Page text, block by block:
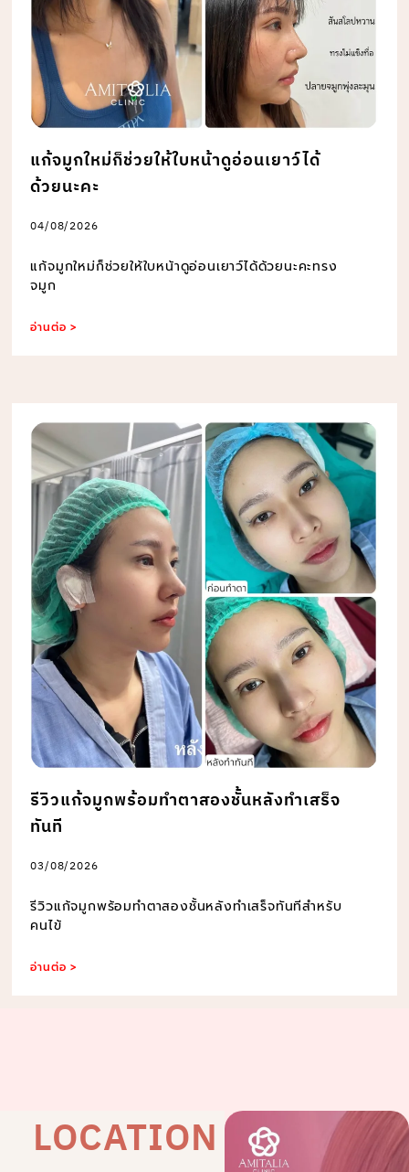
แก้จมูกใหม่ก็ช่วยให้ใบหน้าดูอ่อนเยาว์ได้
ด้วยนะคะ
04/08/2026
แก้จมูกใหม่ก็ช่วยให้ใบหน้าดูอ่อนเยาว์ได้ด้วยนะคะทรง
จมูก
อ่านต่อ >
รีวิวแก้จมูกพร้อมทำตาสองชั้นหลังทำเสร็จ
ทันที
03/08/2026
รีวิวแก้จมูกพร้อมทำตาสองชั้นหลังทำเสร็จทันทีสำหรับ
คนไข้
อ่านต่อ >
LOCATION